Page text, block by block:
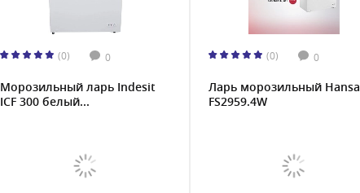
(0) 0
Морозильный ларь Indesit
ICF 300 белый...
(0) 0
Ларь морозильный Hansa
FS2959.4W